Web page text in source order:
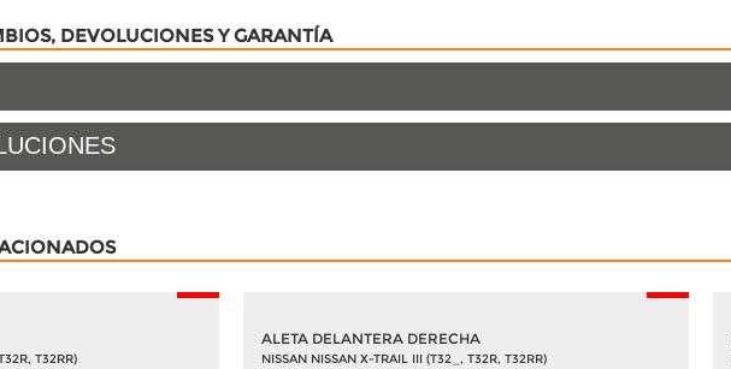
DEVOLUCIONES Y GARANTÍA
T32RR)
ALETA DELANTERA DERECHA
NISSAN NISSAN X-TRAIL III (T32_, T32R, T32RR)